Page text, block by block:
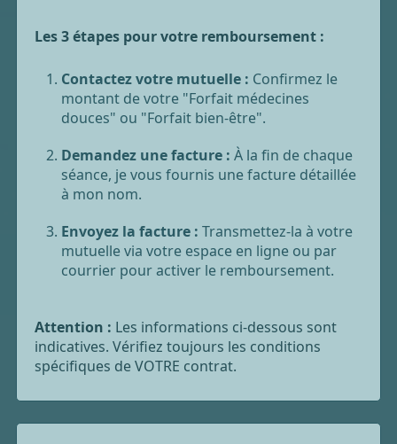
Les 3 étapes pour votre remboursement :
Contactez votre mutuelle : Confirmez le
montant de votre "Forfait médecines
douces" ou "Forfait bien-être".
Demandez une facture : À la fin de chaque
séance, je vous fournis une facture détaillée
à mon nom.
Envoyez la facture : Transmettez-la à votre
mutuelle via votre espace en ligne ou par
courrier pour activer le remboursement.
Attention : Les informations ci-dessous sont
indicatives. Vérifiez toujours les conditions
spécifiques de VOTRE contrat.